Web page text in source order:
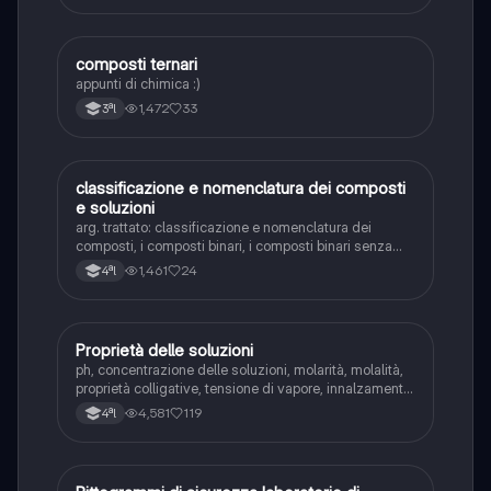
Chimica
composti ternari
appunti di chimica :)
3ªl 1,472 33
Chimica
classificazione e nomenclatura dei composti
e soluzioni
arg. trattato: classificazione e nomenclatura dei
composti, i composti binari, i composti binari senza
ossigeno,i sali binari,i composti ternari,le soluzioni, i
colloidi, la solubilizzazione, soluzioni di composti
4ªl 1,461 24
Chimica
Proprietà delle soluzioni
ph, concentrazione delle soluzioni, molarità, molalità,
proprietà colligative, tensione di vapore, innalzamento
ebulloscopico e abbassamento crioscopico, osmosi e
pressione osmotica e solubilità
4ªl 4,581 119